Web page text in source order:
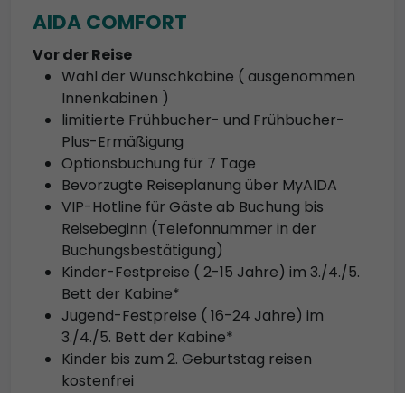
AIDA COMFORT
Vor der Reise
Wahl der Wunschkabine ( ausgenommen
Innenkabinen )
limitierte Frühbucher- und Frühbucher-
Plus-Ermäßigung
Optionsbuchung für 7 Tage
Bevorzugte Reiseplanung über MyAIDA
VIP-Hotline für Gäste ab Buchung bis
Reisebeginn (Telefonnummer in der
Buchungsbestätigung)
Kinder-Festpreise ( 2-15 Jahre) im 3./4./5.
Bett der Kabine*
Jugend-Festpreise ( 16-24 Jahre) im
3./4./5. Bett der Kabine*
Kinder bis zum 2. Geburtstag reisen
kostenfrei